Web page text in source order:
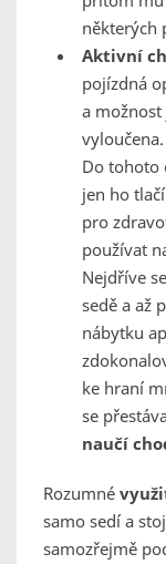
některých
Aktivní
pojízdná
a
Do tohoto
jen ho
pro
používat
Nejdříve
sedě a až
nábytku
ke hraní
se
naučí
Rozumné
samo sedí a
samozřejmě